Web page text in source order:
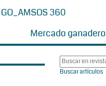
GO_AMSOS 360
Mercado ganadero
Buscar artículos